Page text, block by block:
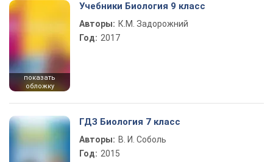
показать
обложку
Учебники Биология 9 класс
Авторы: К.М. Задорожний
Год: 2017
ГДЗ Биология 7 класс
Авторы: В. И. Соболь
Год: 2015